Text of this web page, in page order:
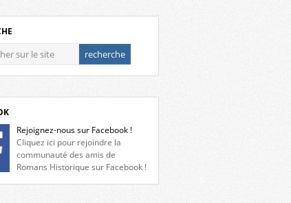
Rejoignez-nous sur Facebook !
Cliquez ici pour rejoindre la
communauté des amis de
Romans Historique sur Facebook !